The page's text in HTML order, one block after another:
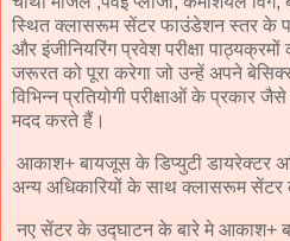
स्थित क्लासरूम सेंटर फाउंडेशन स्तर के
और इंजीनियरिंग प्रवेश परीक्षा
जरूरत को पूरा करेगा जो उन्हें अपने
विभिन्न प्रतियोगी परीक्षाओं के प्रकार
मदद करते हैं।
आकाश+ बायजूस के डिप्युटी डायरेक्टर
अन्य अधिकारियों के साथ क्लासरूम सेंटर
नए सेंटर के उद्घाटन के बारे मे आकाश+